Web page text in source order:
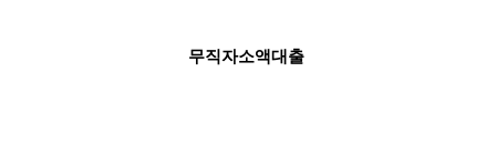
무직자소액대출